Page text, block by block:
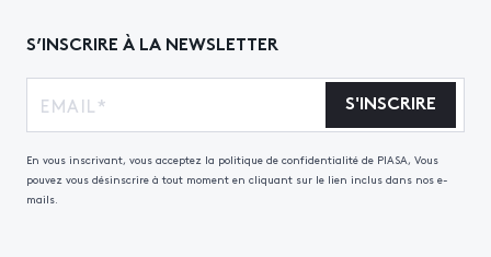
S’INSCRIRE À LA NEWSLETTER
S'INSCRIRE
En vous inscrivant, vous acceptez la politique de confidentialité de PIASA, Vous
pouvez vous désinscrire à tout moment en cliquant sur le lien inclus dans nos e-
mails.